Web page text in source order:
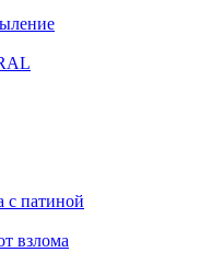
с патиной
взлома